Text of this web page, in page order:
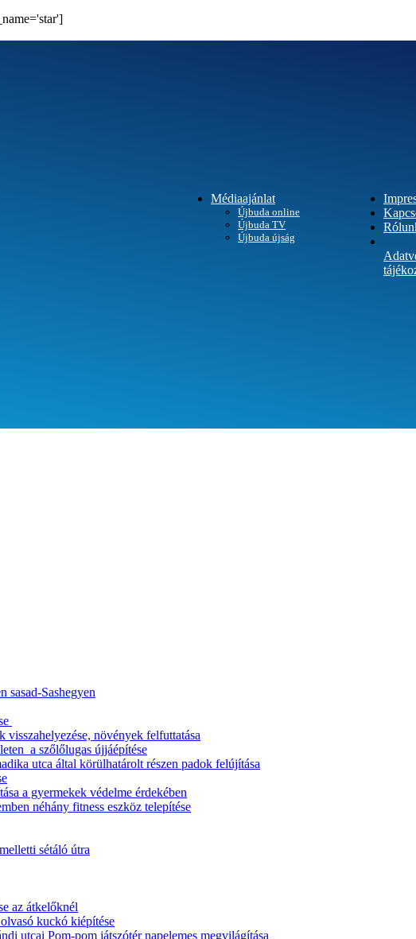
Médiaajánlat
Újbuda online
Újbuda TV
Újbuda újság
sasad-Sashegyen
visszahelyezése, növények felfuttatása
a szőlőlugas újjáépítése
utca által körülhatárolt részen padok felújítása
a gyermekek védelme érdekében
néhány fitness eszköz telepítése
sétáló útra
az átkelőknél
kuckó kiépítése
utcai Pom-pom játszótér napelemes megvilágítása